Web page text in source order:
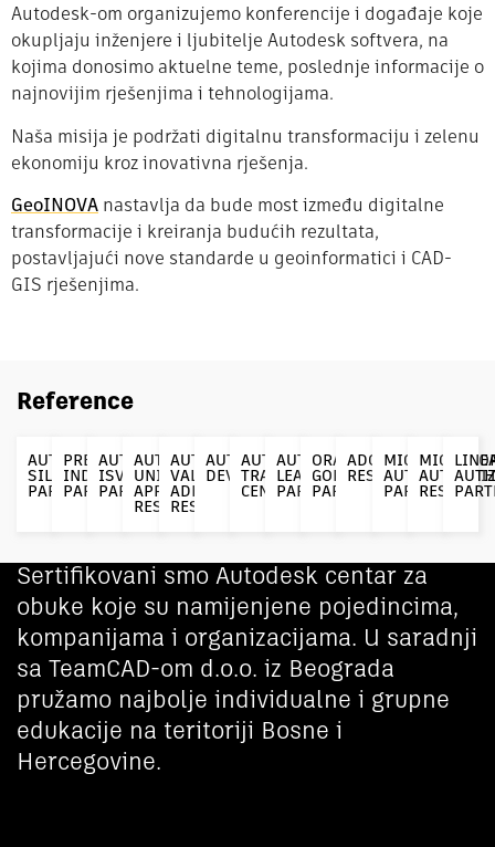
Autodesk-om organizujemo konferencije i događaje koje
okupljaju inženjere i ljubitelje Autodesk softvera, na
kojima donosimo aktuelne teme, poslednje informacije o
najnovijim rješenjima i tehnologijama.
Naša misija je podržati digitalnu transformaciju i zelenu
ekonomiju kroz inovativna rješenja.
GeoINOVA nastavlja da bude most između digitalne
transformacije i kreiranja budućih rezultata,
postavljajući nove standarde u geoinformatici i CAD-
GIS rješenjima.
Reference
AUTODESK
SILVER
PARTNER
PREFERRED
INDUSTRY
PARTNER
AUTHORIZED
ISV
PARTNER
AUTHORIZED
UNIQUE
APPLICATION
RESELLER
AUTHORIZED
VALUE
ADDED
RESELLER
AUTHORIZED
DEVELOPER
AUTODESK
TRAINING
CENTER
AUTODESK
LEARNING
PARTNER
ORACLE
GOLD
PARTNER
ADOBE
RESELLER
MICROSOFT
AUTHORIZED
PARTNERRESELL
Sertifikovani smo Autodesk centar za
obuke koje su namijenjene pojedincima,
kompanijama i organizacijama. U saradnji
sa TeamCAD-om d.o.o. iz Beograda
pružamo najbolje individualne i grupne
edukacije na teritoriji Bosne i
Hercegovine.